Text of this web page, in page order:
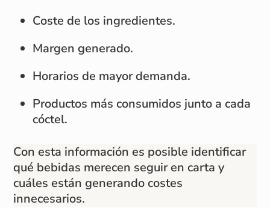
Coste de los ingredientes.
Margen generado.
Horarios de mayor demanda.
Productos más consumidos junto a cada
cóctel.
Con esta información es posible identificar
qué bebidas merecen seguir en carta y
cuáles están generando costes
innecesarios.